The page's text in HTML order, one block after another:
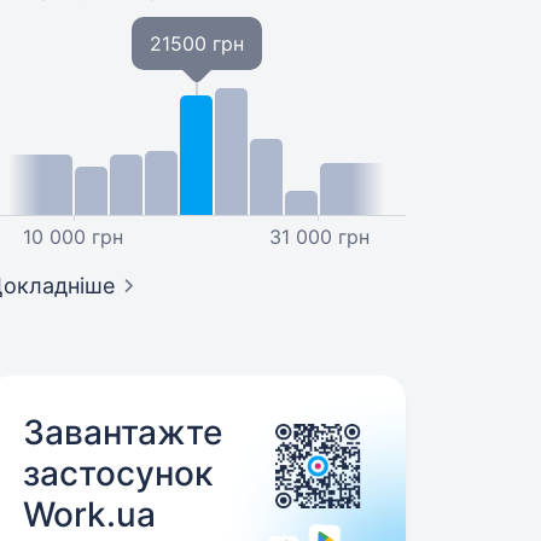
10 000 грн
21500 грн
31 000 грн
Завантажте
застосунок
Work.ua